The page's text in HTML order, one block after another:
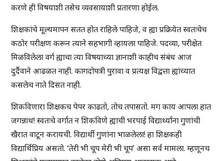
करणे ही विषयाशी तसेच व्यवसायाशी प्रतारणा होईल.
शिक्षकांचे मूल्यमापन सतत होत राहिले पाहिजे, व ह्या प्रक्रियेत स्वतःचेच
कठोर परीक्षण करून त्याने सहभागी व्हायला पाहिजे. पदव्या, परीक्षेत
मिळविलेला वर्ग ह्याचा त्या विषयाच्या ज्ञानाशी काहीच संबंध आज
दुर्दैवाने आढळत नाही. कागदोपत्री पुरावा व प्रत्यक्ष विद्वत्ता ह्यांच्यात
कसलेच नाते दिसत नाही.
शिकविणारा शिक्षकच पेपर काढतो, तोच तपासतो. मग काय आपला हात
जगन्नाथ! स्वतःचे वर्गात न शिकविणे ह्याची भरपाई विद्यार्थ्यांना गुणांची
खैरात वाटून करायची. विद्यार्थी गुणांना भाळलेला! हा शिक्षकही
विद्यार्थिप्रिय असतो. ‘तेरी भी चूप मेरी भी चूप’ असा सर्व मामला. म्हणूनच